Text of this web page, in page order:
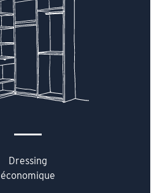
Dressing
économique